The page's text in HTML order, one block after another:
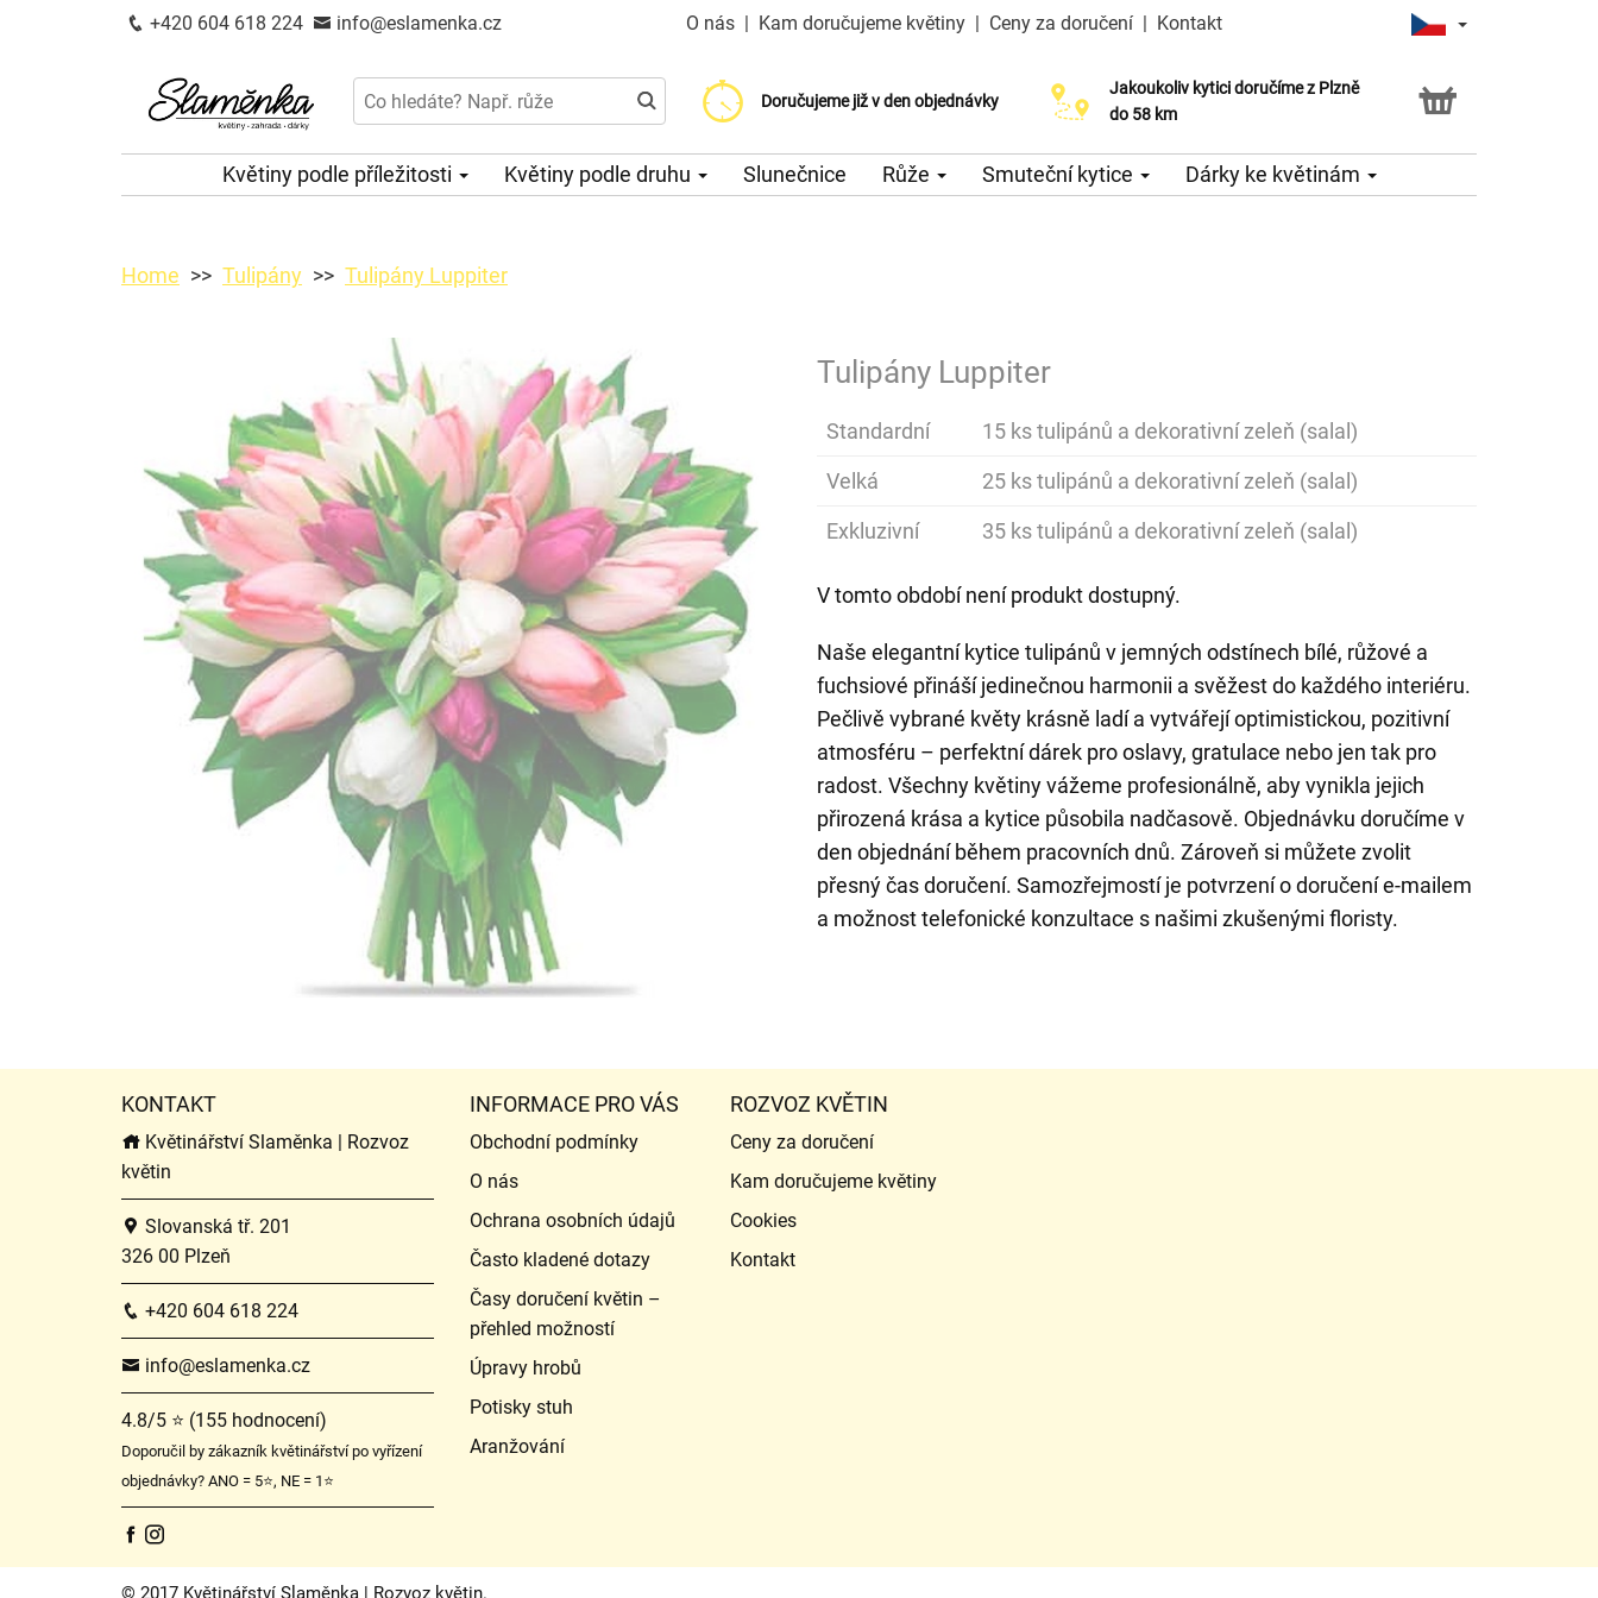
+420 604 618 224 info@eslamenka.cz O nás | Kam doručujeme květiny | Ceny za doručení | Kontakt
Doručujeme již v den objednávky
Doručujeme již od 200 Kč
Možný výběr času a dne doručení
Jakoukoliv kytici doručíme z Plzně
do 58 km
Květiny podle příležitosti Květiny podle druhu Slunečnice Růže Smuteční kytice Dárky ke květinám
Home Tulipány Tulipány Luppiter
Tulipány Luppiter
Standardní
15 ks tulipánů a dekorativní zeleň (salal)
Velká
25 ks tulipánů a dekorativní zeleň (salal)
Exkluzivní
35 ks tulipánů a dekorativní zeleň (salal)
V tomto období není produkt dostupný.
Naše elegantní kytice tulipánů v jemných odstínech bílé, růžové a
fuchsiové přináší jedinečnou harmonii a svěžest do každého interiéru.
Pečlivě vybrané květy krásně ladí a vytvářejí optimistickou, pozitivní
atmosféru – perfektní dárek pro oslavy, gratulace nebo jen tak pro
radost. Všechny květiny vážeme profesionálně, aby vynikla jejich
přirozená krása a kytice působila nadčasově. Objednávku doručíme v
den objednání během pracovních dnů. Zároveň si můžete zvolit
přesný čas doručení. Samozřejmostí je potvrzení o doručení e-mailem
a možnost telefonické konzultace s našimi zkušenými floristy.
KONTAKT
Květinářství Slaměnka | Rozvoz
květin
Slovanská tř. 201
326 00 Plzeň
+420 604 618 224
info@eslamenka.cz
4.8/5 ⭐ (155 hodnocení)
Doporučil by zákazník květinářství po vyřízení
objednávky? ANO = 5⭐, NE = 1⭐
INFORMACE PRO VÁS
Obchodní podmínky
O nás
Ochrana osobních údajů
Často kladené dotazy
Časy doručení květin –
přehled možností
Úpravy hrobů
Potisky stuh
Aranžování
ROZVOZ KVĚTIN
Ceny za doručení
Kam doručujeme květiny
Cookies
Kontakt
© 2017 Květinářství Slaměnka | Rozvoz květin.